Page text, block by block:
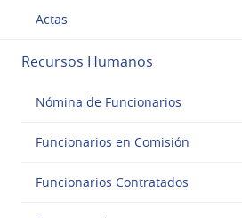
Actas
Recursos Humanos
Nómina de Funcionarios
Funcionarios en Comisión
Funcionarios Contratados